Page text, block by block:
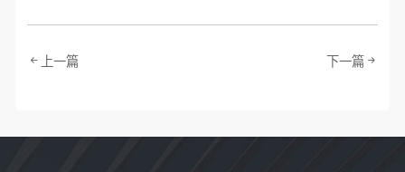
上一篇 下一篇